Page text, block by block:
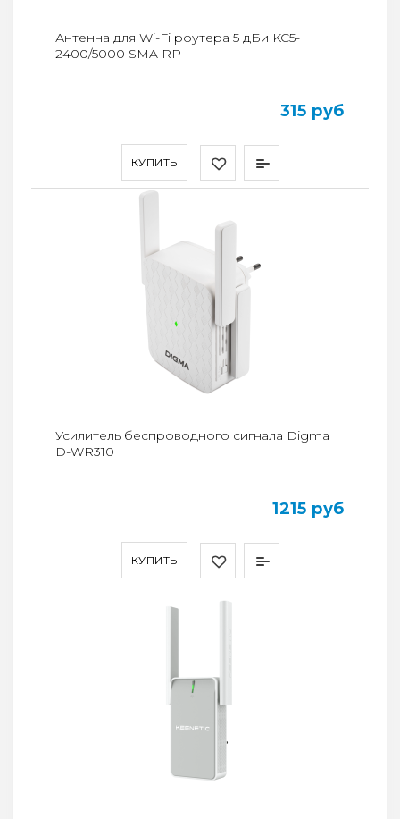
КУПИТЬ
Антенна для Wi-Fi роутера 5 дБи KC5-
2400/5000 SMA RP
315 руб
КУПИТЬ
Усилитель беспроводного сигнала Digma
D-WR310
1215 руб